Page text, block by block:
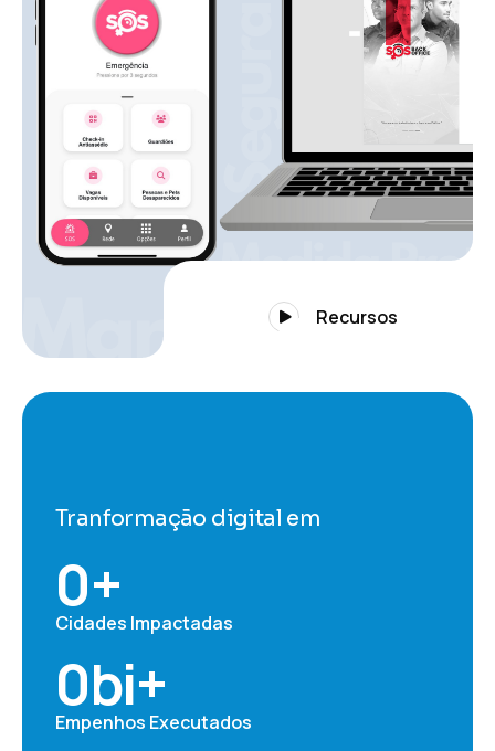
Recursos
Tranformação digital em
Cidades Impactadas
0+
Empenhos Executados
0bi+